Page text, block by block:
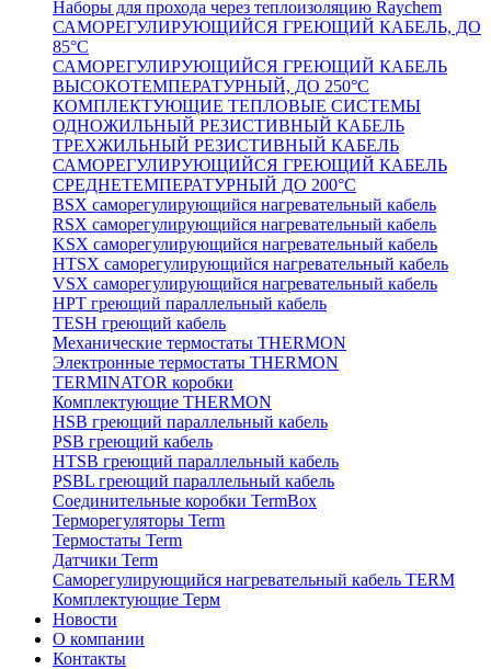
Наборы для прохода через теплоизоляцию Raychem
САМОРЕГУЛИРУЮЩИЙСЯ ГРЕЮЩИЙ КАБЕЛЬ, ДО
85°С
САМОРЕГУЛИРУЮЩИЙСЯ ГРЕЮЩИЙ КАБЕЛЬ
ВЫСОКОТЕМПЕРАТУРНЫЙ, ДО 250°С
КОМПЛЕКТУЮЩИЕ ТЕПЛОВЫЕ СИСТЕМЫ
ОДНОЖИЛЬНЫЙ РЕЗИСТИВНЫЙ КАБЕЛЬ
ТРЕХЖИЛЬНЫЙ РЕЗИСТИВНЫЙ КАБЕЛЬ
САМОРЕГУЛИРУЮЩИЙСЯ ГРЕЮЩИЙ КАБЕЛЬ
СРЕДНЕТЕМПЕРАТУРНЫЙ ДО 200°С
BSX саморегулирующийся нагревательный кабель
RSX саморегулирующийся нагревательный кабель
KSX саморегулирующийся нагревательный кабель
HTSX саморегулирующийся нагревательный кабель
VSX саморегулирующийся нагревательный кабель
НРТ греющий параллельный кабель
TESH греющий кабель
Механические термостаты THERMON
Электронные термостаты THERMON
TERMINATOR коробки
Комплектующие THERMON
HSB греющий параллельный кабель
PSB греющий кабель
HTSB греющий параллельный кабель
PSBL греющий параллельный кабель
Соединительные коробки TermBox
Терморегуляторы Term
Термостаты Term
Датчики Term
Саморегулирующийся нагревательный кабель TERM
Комплектующие Терм
Новости
О компании
Контакты